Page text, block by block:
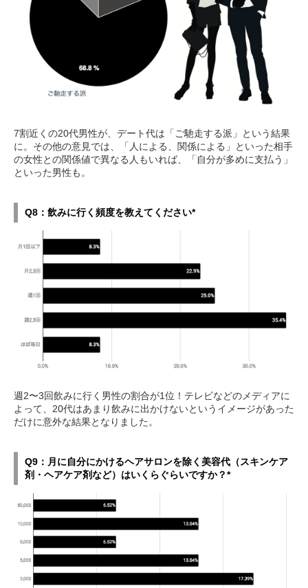
7割近くの20代男性が、デート代は「ご馳走する派」という結果
に。その他の意見では、「人による、関係による」といった相手
の女性との関係値で異なる人もいれば、「自分が多めに支払う」
といった男性も。
Q8：飲みに行く頻度を教えてください*
週2〜3回飲みに行く男性の割合が1位！テレビなどのメディアに
よって、20代はあまり飲みに出かけないというイメージがあった
だけに意外な結果となりました。
Q9：月に自分にかけるヘアサロンを除く美容代（スキンケア
剤・ヘアケア剤など）はいくらぐらいですか？*